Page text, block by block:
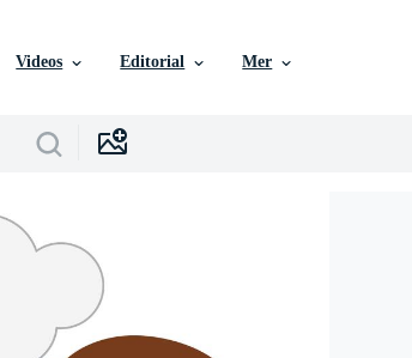
Videos Editorial Mer